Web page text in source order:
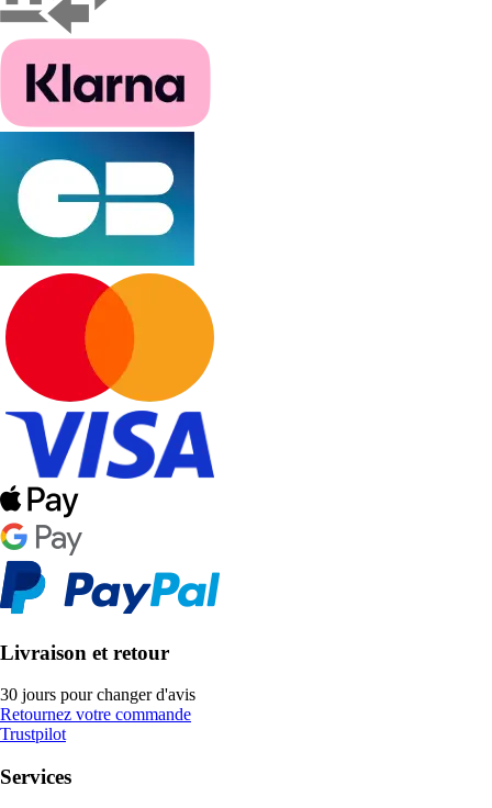
Livraison et retour
30 jours pour changer d'avis
Retournez votre commande
Trustpilot
Services